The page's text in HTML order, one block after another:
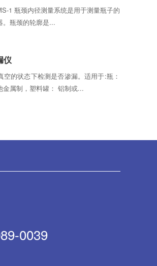
1 瓶颈内径测量系统是用于测量瓶子的
。瓶颈的轮廓是...
仪
的状态下检测是否渗漏。适用于:瓶：
属制，塑料罐： 铝制或...
0039